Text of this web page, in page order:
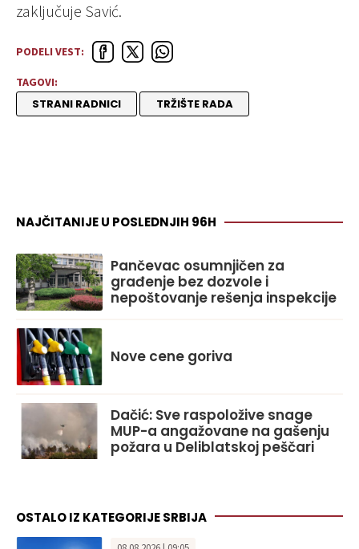
zaključuje Savić.
PODELI VEST:
TAGOVI:
STRANI RADNICI TRŽIŠTE RADA
NAJČITANIJE U POSLEDNJIH 96H
Pančevac osumnjičen za
građenje bez dozvole i
nepoštovanje rešenja inspekcije
Nove cene goriva
Dačić: Sve raspoložive snage
MUP-a angažovane na gašenju
požara u Deliblatskoj peščari
OSTALO IZ KATEGORIJE SRBIJA